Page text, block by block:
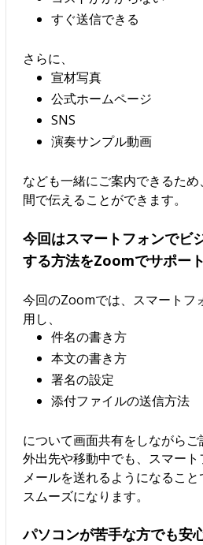
すぐ送信できる
さらに、
宣材写真
公式ホームページ
SNS
演奏サンプル動画
なども一緒にご案内できるた
間で伝えることができます。
今回はスマートフォンでビ
する方法をZoomでサポート
今回のZoomでは、スマートフ
用し、
件名の書き方
本文の書き方
署名の設定
添付ファイルの送信方法
について画面共有をしながらご
外出先や移動中でも、スマー
メールを送れるようになるこ
スムーズになります。
パソコンが苦手な方でも安